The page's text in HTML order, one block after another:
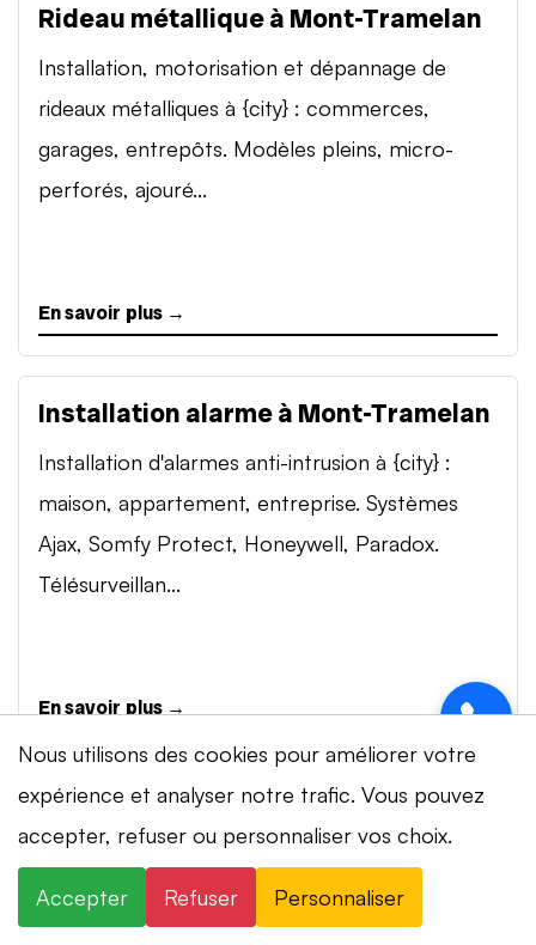
Rideau métallique à Mont-Tramelan
Installation, motorisation et dépannage de
rideaux métalliques à {city} : commerces,
garages, entrepôts. Modèles pleins, micro-
perforés, ajouré...
En savoir plus →
Installation alarme à Mont-Tramelan
Installation d'alarmes anti-intrusion à {city} :
maison, appartement, entreprise. Systèmes
Ajax, Somfy Protect, Honeywell, Paradox.
Télésurveillan...
En savoir plus →
Vidéosurveillance à Mont-Tramelan
Installation de systèmes de vidéosurveillance à
{city} : caméras IP 4K, visionnage smartphone,
Nous utilisons des cookies pour améliorer votre
expérience et analyser notre trafic. Vous pouvez
accepter, refuser ou personnaliser vos choix.
Accepter Refuser Personnaliser